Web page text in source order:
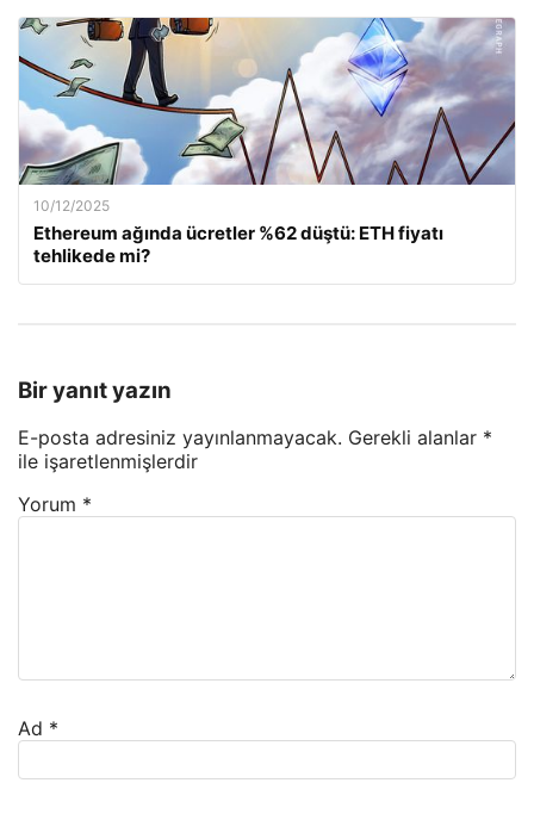
10/12/2025
Ethereum ağında ücretler %62 düştü: ETH fiyatı
tehlikede mi?
Bir yanıt yazın
E-posta adresiniz yayınlanmayacak. Gerekli alanlar *
ile işaretlenmişlerdir
Yorum *
Ad *